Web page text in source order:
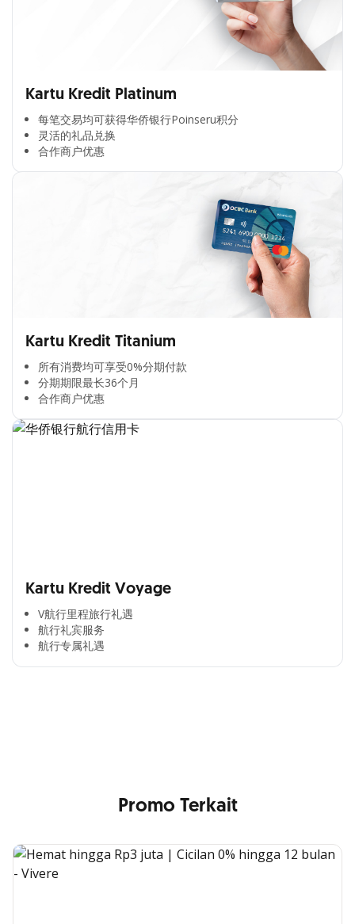
Kartu Kredit Platinum
每笔交易均可获得华侨银行Poinseru积分​
灵活的礼品兑换​
合作商户优惠​
Kartu Kredit Titanium
所有消费均可享受0%分期付款​
分期期限最长36个月​
合作商户优惠​
Kartu Kredit Voyage
V航行里程旅行礼遇
航行礼宾服务
航行专属礼遇
Cross Selling Banner Global
Promo Terkait